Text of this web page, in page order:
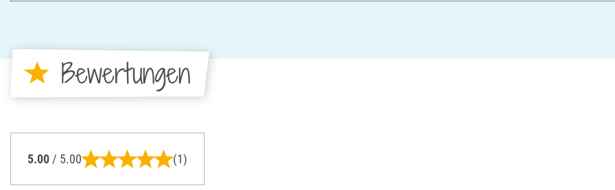
Bewertungen
5.00 / 5.00 (1)